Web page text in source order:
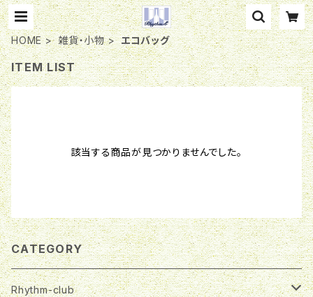
HOME 雑貨・小物 エコバッグ
ITEM LIST
該当する商品が見つかりませんでした。
CATEGORY
Rhythm-club